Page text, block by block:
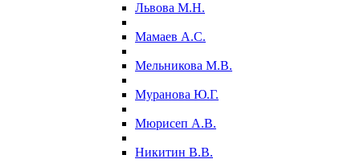
Львова М.Н.
Мамаев А.С.
Мельникова М.В.
Муранова Ю.Г.
Мюрисеп А.В.
Никитин В.В.